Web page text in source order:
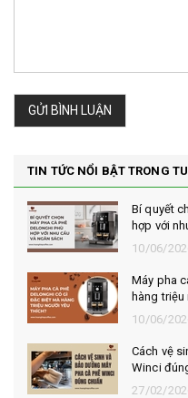
GỬI BÌNH LUẬN
TIN TỨC NỔI BẬT TRONG
Bí quyết
hợp với
10/06/
Máy pha
hàng
10/06/
Cách vệ
Winci
27/02/